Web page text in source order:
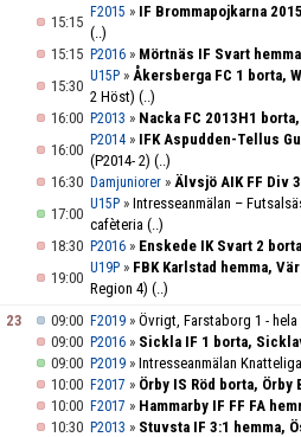
15:15
F2015 » IF Brommapojkarna
(..)
15:15 P2016 » Mörtnäs IF Svart
15:30
U15P » Åkersberga FC 1 borta,
2 Höst) (..)
16:00 P2013 » Nacka FC 2013H1
16:00
P2014 » IFK Aspudden-Tellus
(P2014- 2) (..)
16:30 Damjuniorer » Älvsjö AIK FF Div
17:00
U15P » Intresseanmälan –
cafèteria (..)
18:30 P2016 » Enskede IK Svart 2
19:00
U19P » FBK Karlstad hemma,
Region 4) (..)
23
09:00 F2019 » Övrigt, Farstaborg 1 - hela
09:00 P2016 » Sickla IF 1 borta,
09:00 P2019 » Intresseanmälan
10:00 F2017 » Örby IS Röd borta, Örby
10:00 F2017 » Hammarby IF FF FA
10:30 P2013 » Stuvsta IF 3:1 hemma,